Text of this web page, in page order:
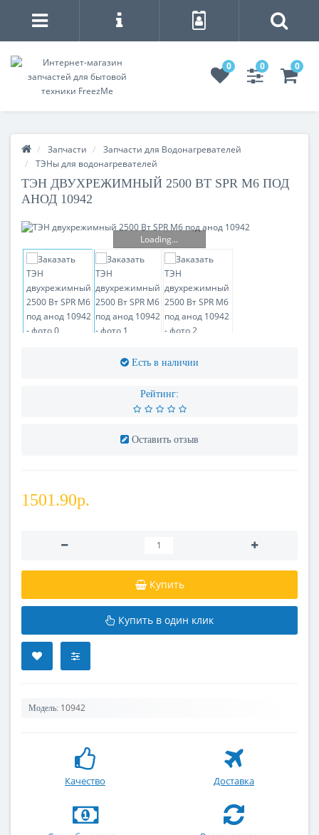
0 0 0
Запчасти
Запчасти для Водонагревателей
ТЭНы для водонагревателей
ТЭН ДВУХРЕЖИМНЫЙ 2500 ВТ SPR M6 ПОД
АНОД 10942
Loading...
Есть в наличии
Рейтинг:
Оставить отзыв
1501.90р.
Купить
Купить в один клик
Модель: 10942
Качество Доставка